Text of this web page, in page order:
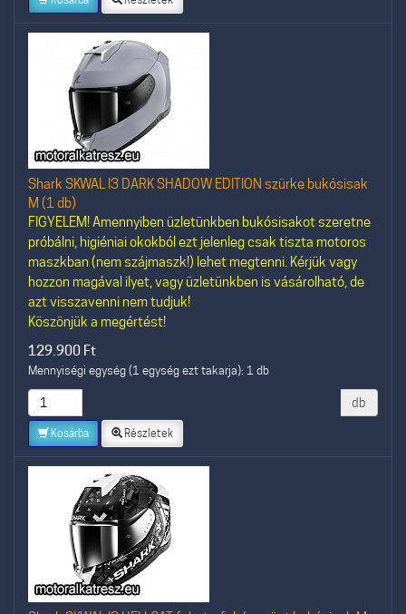
Shark SKWAL I3 DARK SHADOW EDITION szürke bukósisak
M (1 db)
FIGYELEM! Amennyiben üzletünkben bukósisakot szeretne
próbálni, higiéniai okokból ezt jelenleg csak tiszta motoros
maszkban (nem szájmaszk!) lehet megtenni. Kérjük vagy
hozzon magával ilyet, vagy üzletünkben is vásárolható, de
azt visszavenni nem tudjuk!
Köszönjük a megértést!
129.900 Ft
Mennyiségi egység (1 egység ezt takarja): 1 db
db
Kosárba Részletek